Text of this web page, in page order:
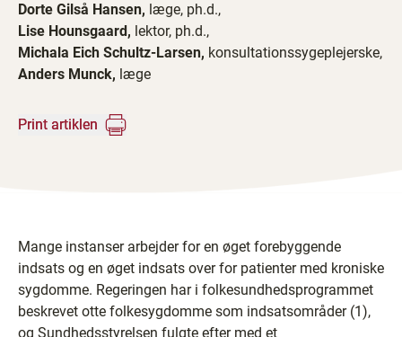
Dorte Gilså Hansen, læge, ph.d.,
Lise Hounsgaard, lektor, ph.d.,
Michala Eich Schultz-Larsen, konsultationssygeplejerske,
Anders Munck, læge
Print artiklen
Mange instanser arbejder for en øget forebyggende
indsats og en øget indsats over for patienter med kroniske
sygdomme. Regeringen har i folkesundhedsprogrammet
beskrevet otte folkesygdomme som indsatsområder (1),
og Sundhedsstyrelsen fulgte efter med et